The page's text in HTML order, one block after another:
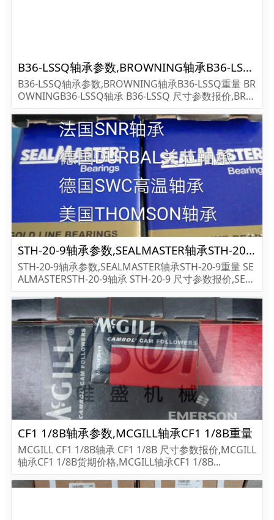
B36-LSSQ轴承参数,BROWNING轴承B36-LSSQ重量
B36-LSSQ轴承参数,BROWNING轴承B36-LSSQ重量 BR
OWNINGB36-LSSQ轴承 B36-LSSQ 尺寸参数报价,BRO
SSQ...
STH-20-9轴承参数,SEALMASTER轴承STH-20-9重量
STH-20-9轴承参数,SEALMASTER轴承STH-20-9重量 SE
ALMASTERSTH-20-9轴承 STH-20-9 尺寸参数报价,SEAL
-20-9...
CF1 1/8B轴承参数,MCGILL轴承CF1 1/8B重量
MCGILL CF1 1/8B轴承 CF1 1/8B 尺寸参数报价,MCGILL
轴承CF1 1/8B货期价格,MCGILL轴承CF1 1/8B...